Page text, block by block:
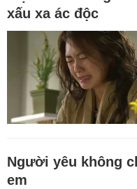
xấu xa ác độc
Người yêu không
em